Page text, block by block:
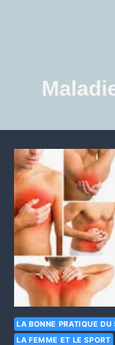
LA BONNE PRATIQUE
LA FEMME ET LE SPORT